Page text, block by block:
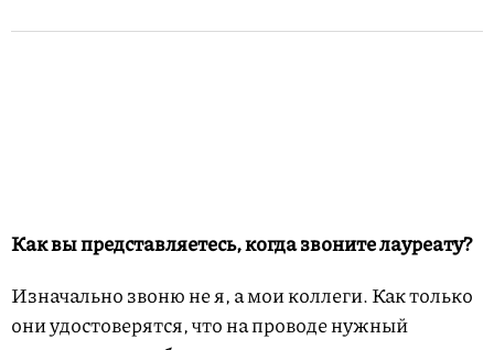
Как вы представляетесь, когда звоните лауреату?
Изначально звоню не я, а мои коллеги. Как только
они удостоверятся, что на проводе нужный